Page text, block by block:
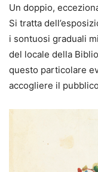
Un doppio,
Si tratta
i sontuosi graduali
del locale della
questo particolare
accogliere il